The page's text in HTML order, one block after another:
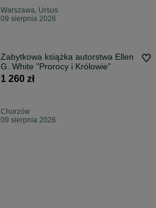
Warszawa, Ursus
09 sierpnia 2026
Zabytkowa książka autorstwa Ellen
G. White "Prorocy i Królowie"
1 260 zł
Chorzów
09 sierpnia 2026